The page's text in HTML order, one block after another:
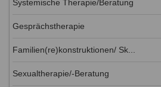
Systemische Therapie/Beratung
Gesprächstherapie
Familien(re)konstruktionen/ Sk...
Sexualtherapie/-Beratung